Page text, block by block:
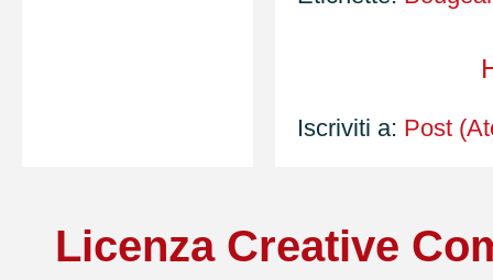
Iscriviti a: Post
Licenza Creative